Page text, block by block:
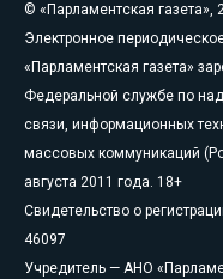
© «Парламентская газета»,
Электронное
«Парламентская газета»
Федеральной службе по
связи, информационных
массовых коммуникаций
августа 2011 года. 18+
Свидетельство о
46097
Учредитель — АНО